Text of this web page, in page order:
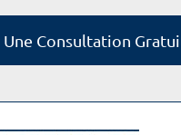
Consultation